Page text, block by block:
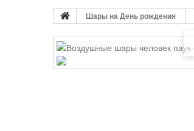
Шары на День рождения